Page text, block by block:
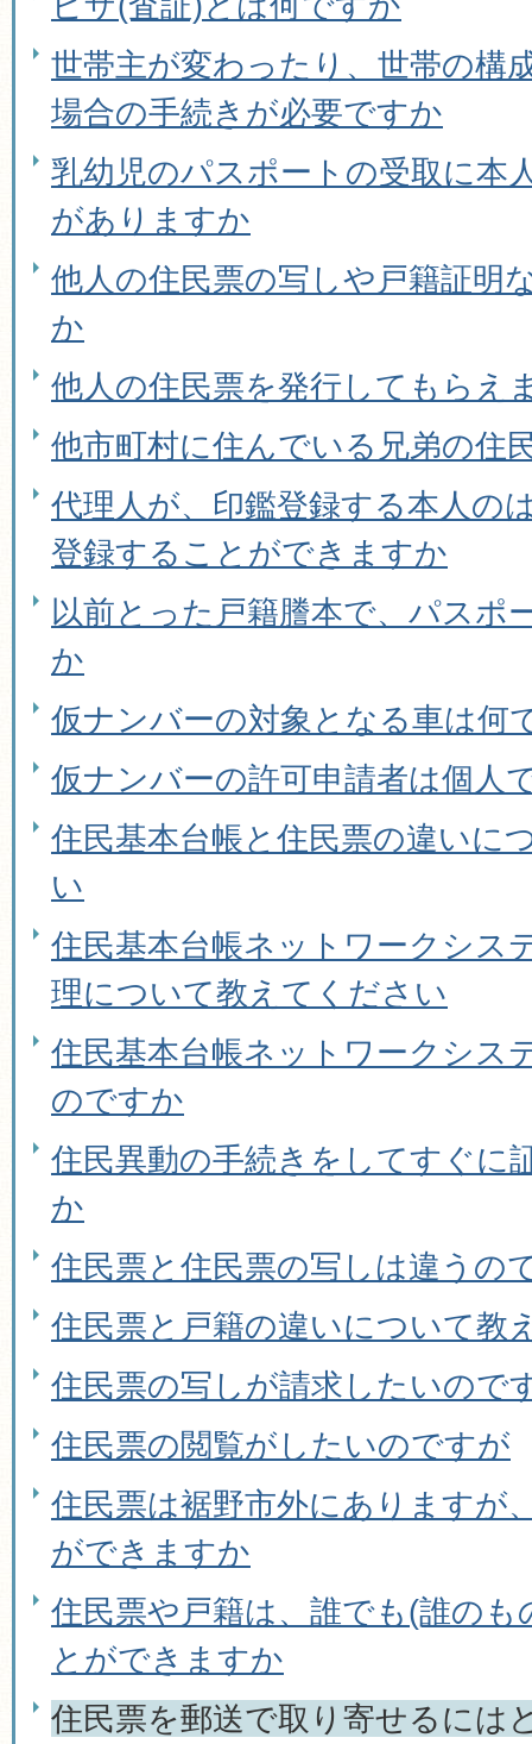
世帯主が変わったり、世帯の構
場合の手続きが必要ですか
乳幼児のパスポートの受取に本
がありますか
他人の住民票の写しや戸籍証明
か
他人の住民票を発行してもらえ
他市町村に住んでいる兄弟の住
代理人が、印鑑登録する本人の
登録することができますか
以前とった戸籍謄本で、パスポ
か
仮ナンバーの対象となる車は何
仮ナンバーの許可申請者は個人
住民基本台帳と住民票の違いに
い
住民基本台帳ネットワークシス
理について教えてください
住民基本台帳ネットワークシス
のですか
住民異動の手続きをしてすぐに
か
住民票と住民票の写しは違うの
住民票と戸籍の違いについて教
住民票の写しが請求したいので
住民票の閲覧がしたいのですが
住民票は裾野市外にありますが
ができますか
住民票や戸籍は、誰でも(誰の
とができますか
住民票を郵送で取り寄せるには